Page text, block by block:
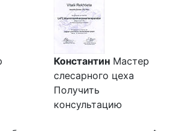
Константин Мастер
слесарного цеха
Получить
консультацию